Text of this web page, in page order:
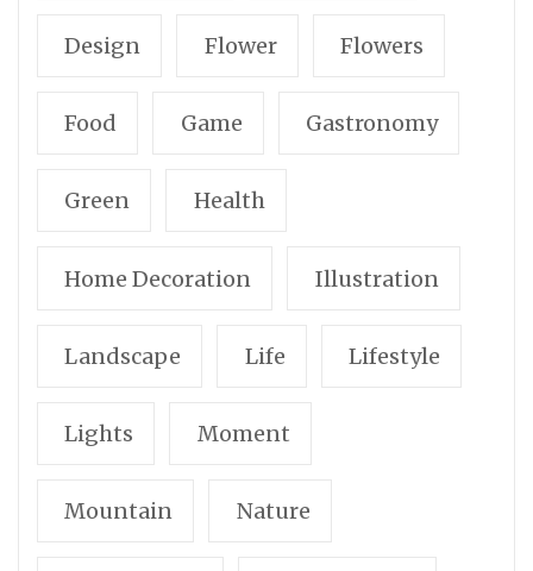
Design Flower Flowers
Food Game Gastronomy
Green Health
Home Decoration Illustration
Landscape Life Lifestyle
Lights Moment
Mountain Nature